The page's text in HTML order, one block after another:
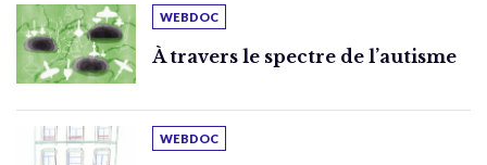
WEBDOC
À travers le spectre de l’autisme
WEBDOC